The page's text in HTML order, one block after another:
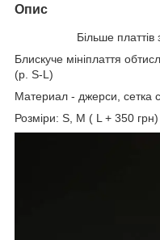
Опис
Більше
Блискуче мініплаття
(р. S-L)
Материал - джерси, сетка
Розміри: S, М ( L + 350 грн)